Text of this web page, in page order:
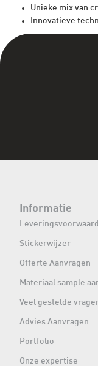
Unieke mix van
Innovatieve
Informatie
Stickerwijzer
Offerte Aanvragen
Materiaal sample
Veel gestelde
Advies Aanvragen
Portfolio
Onze expertise